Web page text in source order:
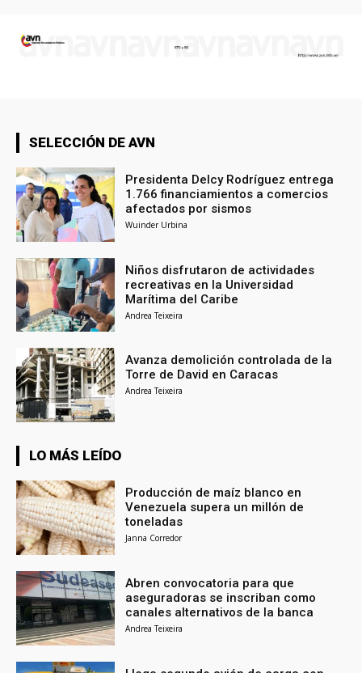
SELECCIÓN DE AVN
Presidenta Delcy Rodríguez entrega
1.766 financiamientos a comercios
afectados por sismos
Wuinder Urbina
Niños disfrutaron de actividades
recreativas en la Universidad
Marítima del Caribe
Andrea Teixeira
Avanza demolición controlada de la
Torre de David en Caracas
Andrea Teixeira
LO MÁS LEÍDO
Producción de maíz blanco en
Venezuela supera un millón de
toneladas
Janna Corredor
Abren convocatoria para que
aseguradoras se inscriban como
canales alternativos de la banca
Andrea Teixeira